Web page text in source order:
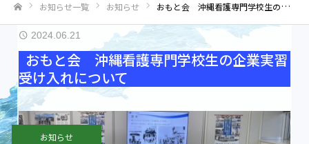
お知らせ一覧 お知らせ おもと会 沖縄看護専門学校生の企業実習受け入れについて
2024.06.21
おもと会 沖縄看護専門学校生の企業実習
受け入れについて
お知らせ